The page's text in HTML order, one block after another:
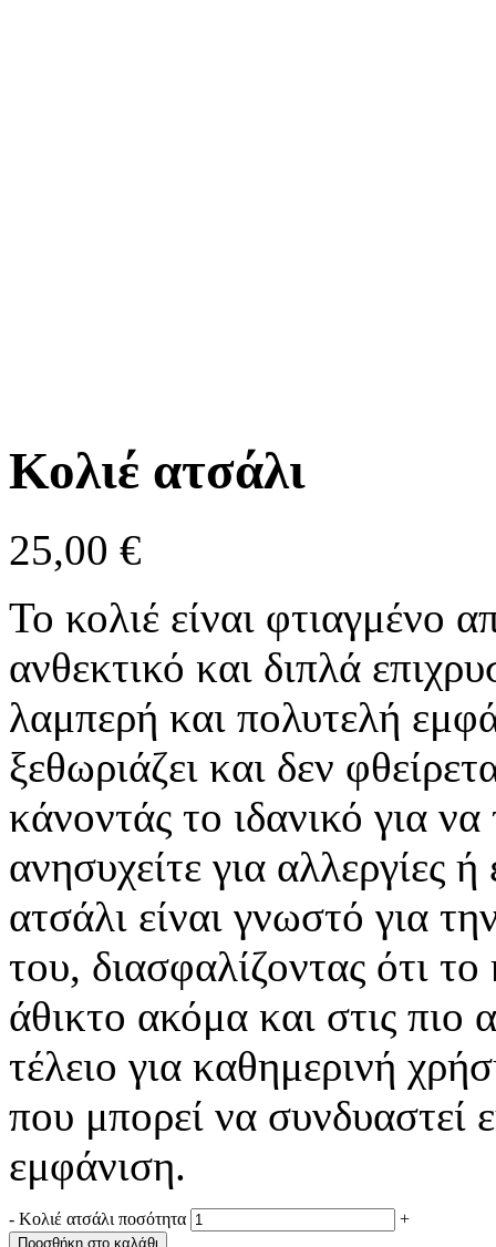
Κολιέ ατσάλι
25,00 €
Το κολιέ είναι φτιαγμένο
ανθεκτικό και διπλά
λαμπερή και πολυτελή
ξεθωριάζει και δεν
κάνοντάς το ιδανικό για
ανησυχείτε για αλλεργίες
ατσάλι είναι γνωστό για
του, διασφαλίζοντας ότι
άθικτο ακόμα και στις πιο
τέλειο για καθημερινή
που μπορεί να συνδυαστεί
εμφάνιση.
- Κολιέ ατσάλι ποσότητα +
Προσθήκη στο καλάθι